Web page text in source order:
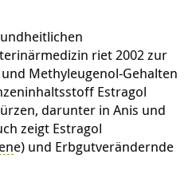
riet 2002 zur
Methyleugenol-Gehalten
Estragol
darunter in Anis und
zeigt Estragol
e) und Erbgutverändernde